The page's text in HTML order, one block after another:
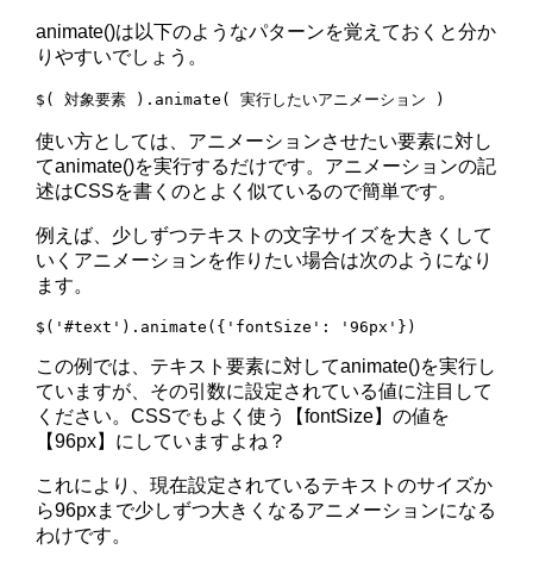
animate()は以下のようなパターンを覚えておくと分か
りやすいでしょう。
使い方としては、アニメーションさせたい要素に対し
てanimate()を実行するだけです。アニメーションの記
述はCSSを書くのとよく似ているので簡単です。
例えば、少しずつテキストの文字サイズを大きくして
いくアニメーションを作りたい場合は次のようになり
ます。
この例では、テキスト要素に対してanimate()を実行し
ていますが、その引数に設定されている値に注目して
ください。CSSでもよく使う【fontSize】の値を
【96px】にしていますよね？
これにより、現在設定されているテキストのサイズか
ら96pxまで少しずつ大きくなるアニメーションになる
わけです。